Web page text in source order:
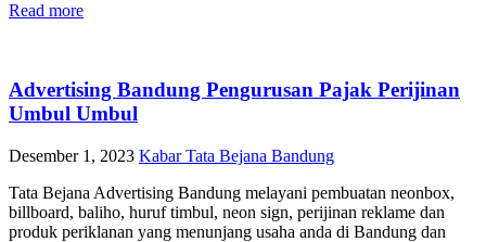
Read more
Advertising Bandung Pengurusan Pajak Perijinan
Umbul Umbul
Desember 1, 2023 Kabar Tata Bejana Bandung
Tata Bejana Advertising Bandung melayani pembuatan neonbox,
billboard, baliho, huruf timbul, neon sign, perijinan reklame dan
produk periklanan yang menunjang usaha anda di Bandung dan